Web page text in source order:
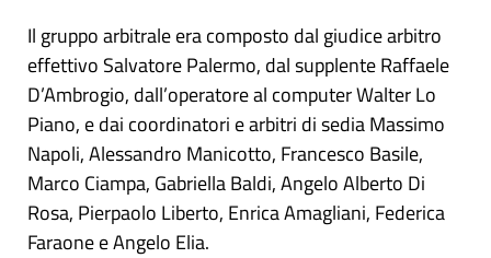
Il gruppo arbitrale era composto dal giudice arbitro
effettivo Salvatore Palermo, dal supplente Raffaele
D’Ambrogio, dall’operatore al computer Walter Lo
Piano, e dai coordinatori e arbitri di sedia Massimo
Napoli, Alessandro Manicotto, Francesco Basile,
Marco Ciampa, Gabriella Baldi, Angelo Alberto Di
Rosa, Pierpaolo Liberto, Enrica Amagliani, Federica
Faraone e Angelo Elia.